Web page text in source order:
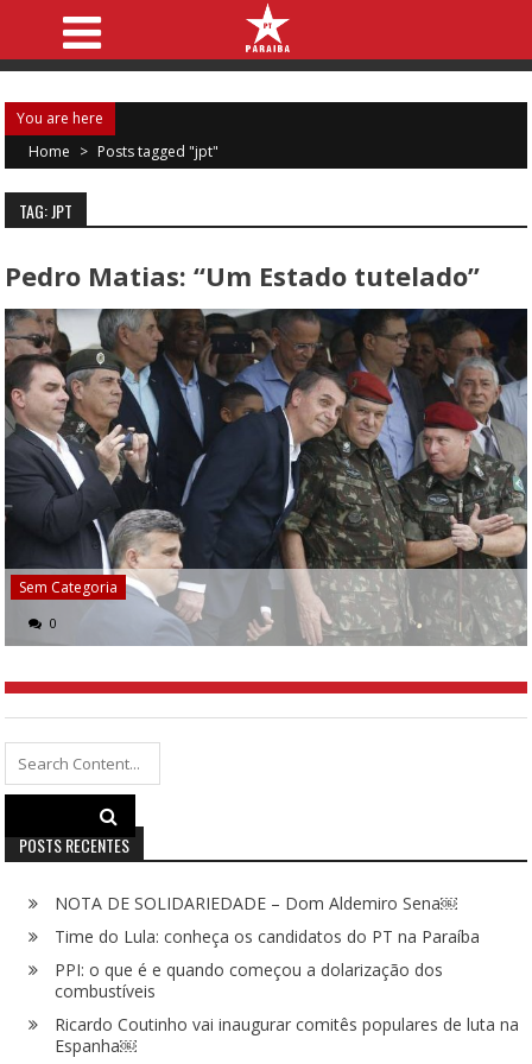
You are here
Home > Posts tagged "jpt"
TAG: JPT
Pedro Matias: “Um Estado tutelado”
Sem Categoria
0
Search
for:
POSTS RECENTES
NOTA DE SOLIDARIEDADE – Dom Aldemiro Sena￼
Time do Lula: conheça os candidatos do PT na Paraíba
PPI: o que é e quando começou a dolarização dos
combustíveis
Ricardo Coutinho vai inaugurar comitês populares de luta na
Espanha￼